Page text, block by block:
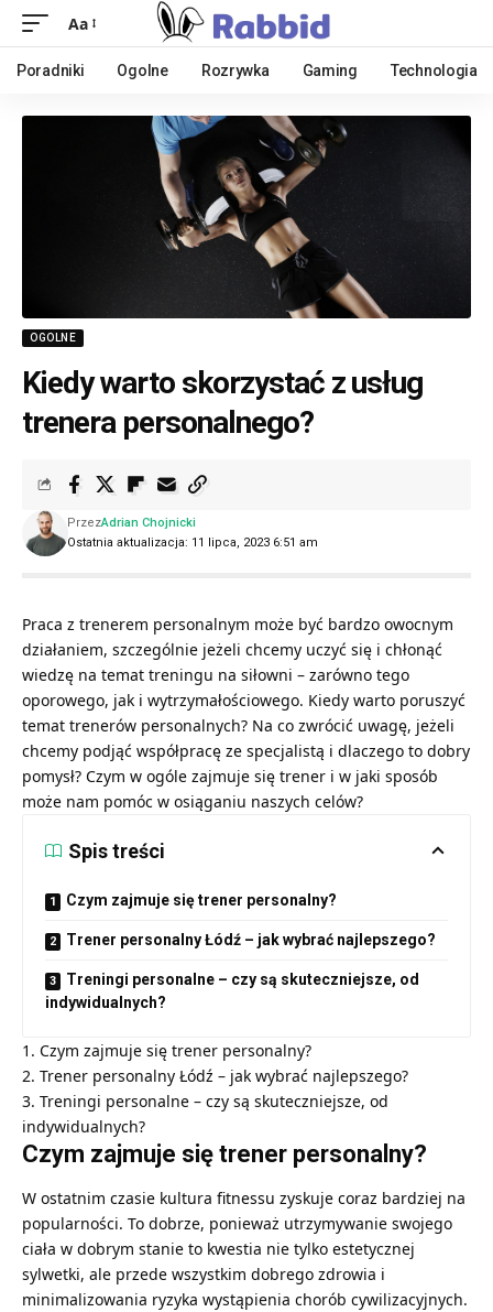
Aa
Poradniki Ogolne Rozrywka Gaming Technologia
OGOLNE
Kiedy warto skorzystać z usług
trenera personalnego?
Ostatnia aktualizacja: 11 lipca, 2023 6:51 am
PrzezAdrian Chojnicki
Praca z trenerem personalnym może być bardzo owocnym
działaniem, szczególnie jeżeli chcemy uczyć się i chłonąć
wiedzę na temat treningu na siłowni – zarówno tego
oporowego, jak i wytrzymałościowego. Kiedy warto poruszyć
temat trenerów personalnych? Na co zwrócić uwagę, jeżeli
chcemy podjąć współpracę ze specjalistą i dlaczego to dobry
pomysł? Czym w ogóle zajmuje się trener i w jaki sposób
może nam pomóc w osiąganiu naszych celów?
Spis treści
Czym zajmuje się trener personalny?
Trener personalny Łódź – jak wybrać najlepszego?
Treningi personalne – czy są skuteczniejsze, od
indywidualnych?
1. Czym zajmuje się trener personalny?
2. Trener personalny Łódź – jak wybrać najlepszego?
3. Treningi personalne – czy są skuteczniejsze, od
indywidualnych?
Czym zajmuje się trener personalny?
W ostatnim czasie kultura fitnessu zyskuje coraz bardziej na
popularności. To dobrze, ponieważ utrzymywanie swojego
ciała w dobrym stanie to kwestia nie tylko estetycznej
sylwetki, ale przede wszystkim dobrego zdrowia i
minimalizowania ryzyka wystąpienia chorób cywilizacyjnych.